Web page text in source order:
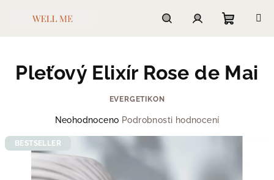
košík
Pleťový Elixír Rose de Mai
EVERGETIKON
produktu
Neohodnoceno Podrobnosti hodnocení
BESTSELLER